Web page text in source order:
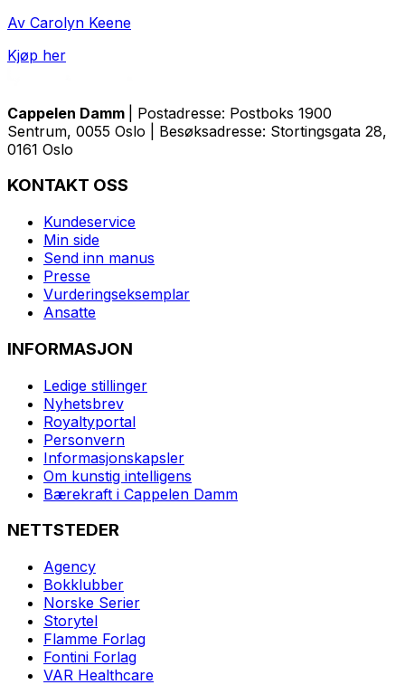
Av Carolyn Keene
Kjøp her
Cappelen Damm
| Postadresse: Postboks 1900
Sentrum, 0055 Oslo | Besøksadresse: Stortingsgata 28,
0161 Oslo
KONTAKT OSS
Kundeservice
Min side
Send inn manus
Presse
Vurderingseksemplar
Ansatte
INFORMASJON
Ledige stillinger
Nyhetsbrev
Royaltyportal
Personvern
Informasjonskapsler
Om kunstig intelligens
Bærekraft i Cappelen Damm
NETTSTEDER
Agency
Bokklubber
Norske Serier
Storytel
Flamme Forlag
Fontini Forlag
VAR Healthcare